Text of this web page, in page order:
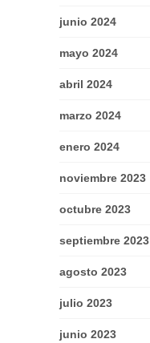
junio 2024
mayo 2024
abril 2024
marzo 2024
enero 2024
noviembre 2023
octubre 2023
septiembre 2023
agosto 2023
julio 2023
junio 2023